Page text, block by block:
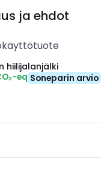
ja ehdot
hiilijalanjälki
eq Soneparin arvio